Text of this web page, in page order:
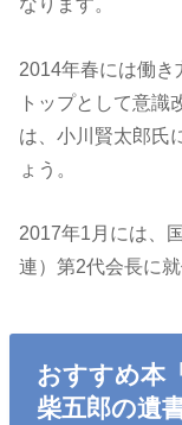
2014年春には働
トップとして意識
は、小川賢太郎氏
ょう。
2017年1月には、
連）第2代会長に就
おすすめ本
柴五郎の遺